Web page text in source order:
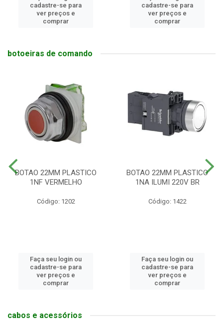
cadastre-se para
ver preços e
comprar
cadastre-se para
ver preços e
comprar
botoeiras de comando
BOTAO 22MM PLASTICO
1NF VERMELHO
Código: 1202
Faça seu login ou
cadastre-se para
ver preços e
comprar
BOTAO 22MM PLASTICO
1NA ILUMI 220V BR
Código: 1422
Faça seu login ou
cadastre-se para
ver preços e
comprar
cabos e acessórios